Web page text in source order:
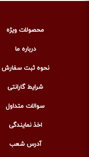
محصولات ویژه
درباره ما
نحوه ثبت سفارش
شرایط گارانتی
سوالات متداول
اخذ نمایندگی
آدرس شعب